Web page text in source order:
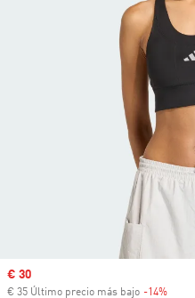
Precio de venta
€ 30
€ 35 Último precio más bajo -14%